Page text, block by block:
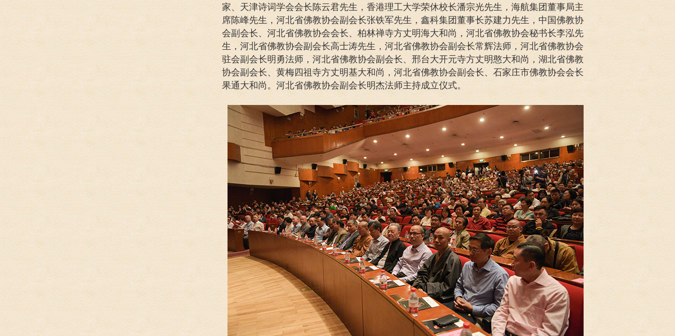
家、天津诗词学会会长陈云君先生，香港理工大学荣休校长潘宗光先生，海航集团董事局主
席陈峰先生，河北省佛教协会副会长张铁军先生，鑫科集团董事长苏建力先生，中国佛教协
会副会长、河北省佛教协会会长、柏林禅寺方丈明海大和尚，河北省佛教协会秘书长李泓先
生，河北省佛教协会副会长高士涛先生，河北省佛教协会副会长常辉法师，河北省佛教协会
驻会副会长明勇法师，河北省佛教协会副会长、邢台大开元寺方丈明憨大和尚，湖北省佛教
协会副会长、黄梅四祖寺方丈明基大和尚，河北省佛教协会副会长、石家庄市佛教协会会长
果通大和尚。河北省佛教协会副会长明杰法师主持成立仪式。